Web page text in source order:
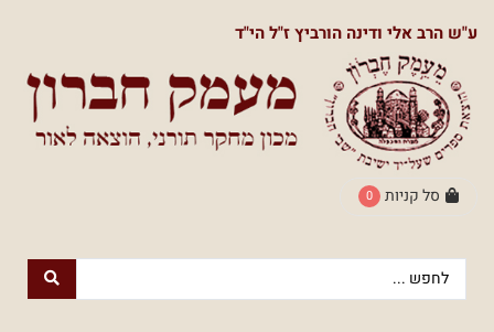
ע"ש הרב אלי ודינה הורביץ ז"ל הי"ד
סל קניות 0
תפריט
ראשי
דף
הבית
הספרים
הספרים
עם
נשמה